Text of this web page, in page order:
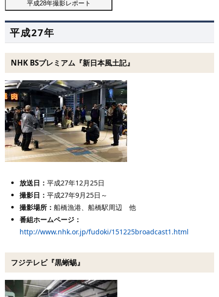
平成27年
NHK BSプレミアム『新日本風土記』
放送日： 平成27年12月25日
撮影日： 平成27年9月25日～
撮影場所： 船橋漁港、船橋駅周辺 他
番組ホームページ：
http://www.nhk.or.jp/fudoki/151225broadcast1.html
フジテレビ『黒蜥蜴』